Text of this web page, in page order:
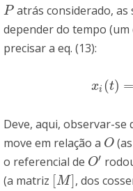
P
P atrás considerado, as
depender do tempo
precisar a eq. (13):
xi (t) =
xi( t)=X i+
Deve, aqui, observar-se
move em relação a O
O
o referencial de O′
O′
(a matriz [M]
M] , dos